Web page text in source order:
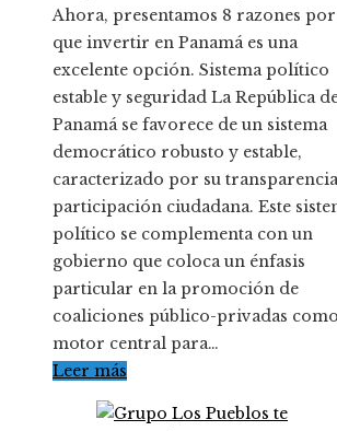
Ahora, presentamos 8 razones por
que invertir en Panamá es una
excelente opción. Sistema político
estable y seguridad La República
Panamá se favorece de un sistema
democrático robusto y estable,
caracterizado por su
participación ciudadana. Este
político se complementa con un
gobierno que coloca un énfasis
particular en la promoción de
coaliciones público-privadas como
motor central para…
Leer más